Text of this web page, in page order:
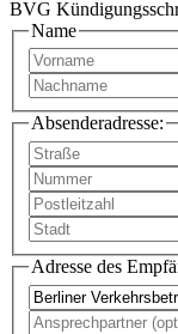
BVG
Name
Absenderadresse:
Adresse des